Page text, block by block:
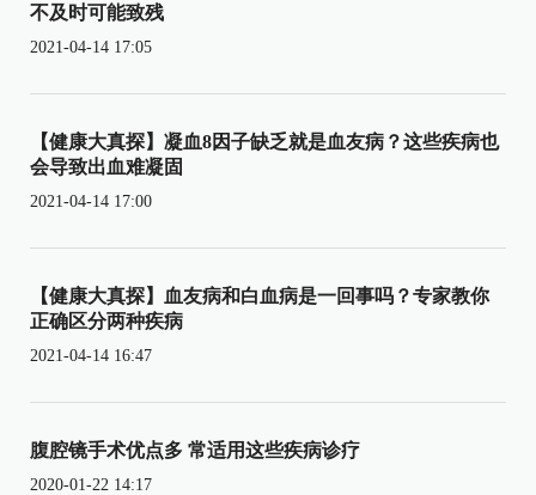
不及时可能致残
2021-04-14 17:05
【健康大真探】凝血8因子缺乏就是血友病？这些疾病也
会导致出血难凝固
2021-04-14 17:00
【健康大真探】血友病和白血病是一回事吗？专家教你
正确区分两种疾病
2021-04-14 16:47
腹腔镜手术优点多 常适用这些疾病诊疗
2020-01-22 14:17